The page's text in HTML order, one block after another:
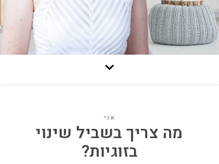
אני
מה צריך בשביל שינוי
בזוגיות?